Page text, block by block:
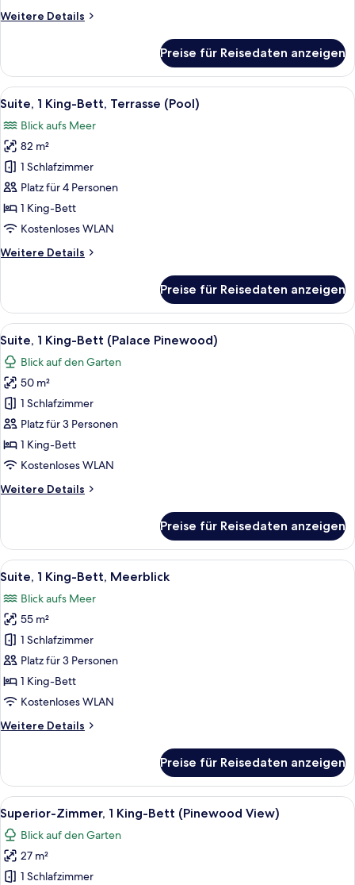
Weitere Details
Weitere
1 King-
Bett,
Meerblick
Preise für Reisedaten anzeigen
Alle
Fotos
für
Suite,
1 King-
Bett,
Terrasse
(Pool)
Ein modernes Hotelzimmer mit
6
Suite, 1 King-Bett, Terrasse (Pool)
Blick aufs Meer
82 m²
1 Schlafzimmer
Platz für 4 Personen
1 King-Bett
Kostenloses WLAN
Weitere Details
Weitere
1 King-
Bett,
Terrasse
Preise für Reisedaten anzeigen
Alle
Fotos
für
Suite,
1 King-
Bett
(Palace
Pinewood)
Ein geräumiges Schlafzimmer mit
4
Suite, 1 King-Bett (Palace Pinewood)
Blick auf den Garten
50 m²
1 Schlafzimmer
Platz für 3 Personen
1 King-Bett
Kostenloses WLAN
Weitere Details
Weitere
1 King-
Bett
(Palace
Preise für Reisedaten anzeigen
Alle
Fotos
für
Suite,
1 King-
Bett,
Meerblick
anzeigen
Ein geräumiges Schlafzimmer mit
4
Suite, 1 King-Bett, Meerblick
Blick aufs Meer
55 m²
1 Schlafzimmer
Platz für 3 Personen
1 King-Bett
Kostenloses WLAN
Weitere Details
Weitere
1 King-
Bett,
Meerblick
Preise für Reisedaten anzeigen
Alle
Fotos
für
Superior-
Zimmer,
Ein Hotelzimmer mit einem großen
2
Superior-Zimmer, 1 King-Bett (Pinewood View)
Blick auf den Garten
27 m²
1 Schlafzimmer